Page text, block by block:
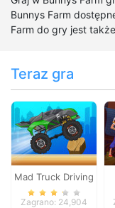
Bunnys Farm
Farm do gry jest
Teraz gra
Mad Truck Driving
Zagrano: 24,904